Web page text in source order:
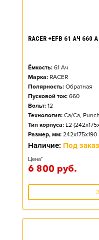
RACER +EFB 61 АЧ
Ёмкость: 61 Ач
Марка: RACER
Полярность: Обратная
Пусковой ток: 660
Вольт: 12
Технология: Ca/Ca,
Тип корпуса: L2
Размер, мм: 242x175x190
Наличие: Под заказ
Цена*
6 800 руб.